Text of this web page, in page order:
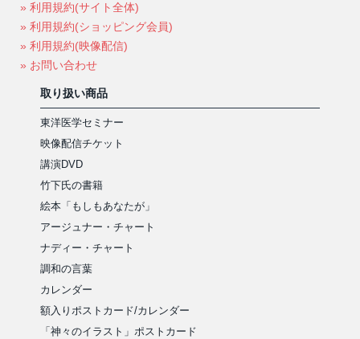
» 利用規約(サイト全体)
» 利用規約(ショッピング会員)
» 利用規約(映像配信)
» お問い合わせ
取り扱い商品
東洋医学セミナー
映像配信チケット
講演DVD
竹下氏の書籍
絵本「もしもあなたが」
アージュナー・チャート
ナディー・チャート
調和の言葉
カレンダー
額入りポストカード/カレンダー
「神々のイラスト」ポストカード